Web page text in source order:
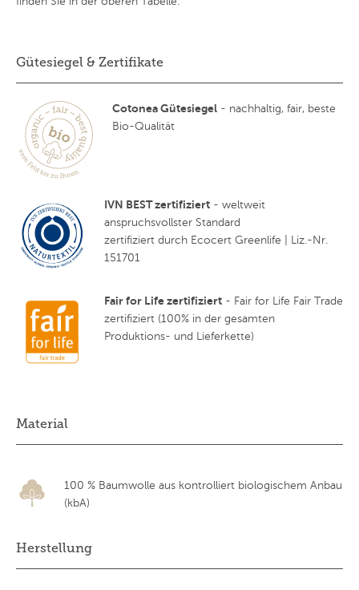
Gütesiegel & Zertifikate
Cotonea Gütesiegel - nachhaltig, fair, beste
Bio-Qualität
IVN BEST zertifiziert - weltweit
anspruchsvollster Standard
zertifiziert durch Ecocert Greenlife | Liz.-Nr.
151701
Fair for Life zertifiziert - Fair for Life Fair Trade
zertifiziert (100% in der gesamten
Produktions- und Lieferkette)
Material
100 % Baumwolle aus kontrolliert biologischem Anbau
(kbA)
Herstellung